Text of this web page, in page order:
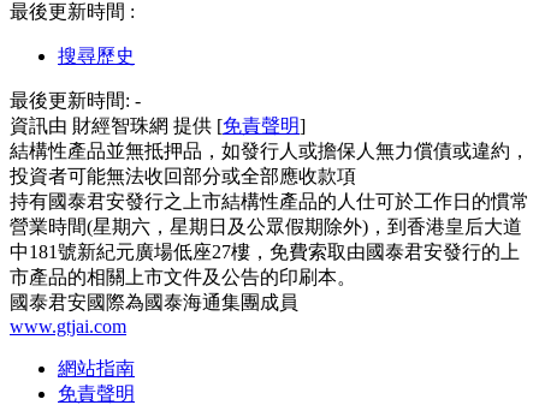
最後更新時間 :
搜尋歷史
最後更新時間: -
資訊由 財經智珠網 提供 [免責聲明]
結構性產品並無抵押品，如發行人或擔保人無力償債或違約，
投資者可能無法收回部分或全部應收款項
持有國泰君安發行之上市結構性產品的人仕可於工作日的慣常
營業時間(星期六，星期日及公眾假期除外)，到香港皇后大道
中181號新紀元廣場低座27樓，免費索取由國泰君安發行的上
市產品的相關上市文件及公告的印刷本。
國泰君安國際為國泰海通集團成員
www.gtjai.com
網站指南
免責聲明